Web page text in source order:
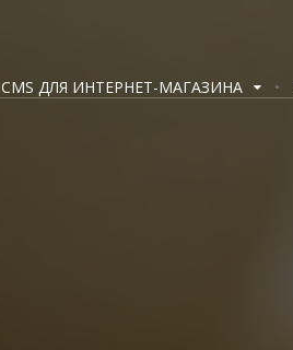
CMS ДЛЯ ИНТЕРНЕТ-МАГАЗИНА